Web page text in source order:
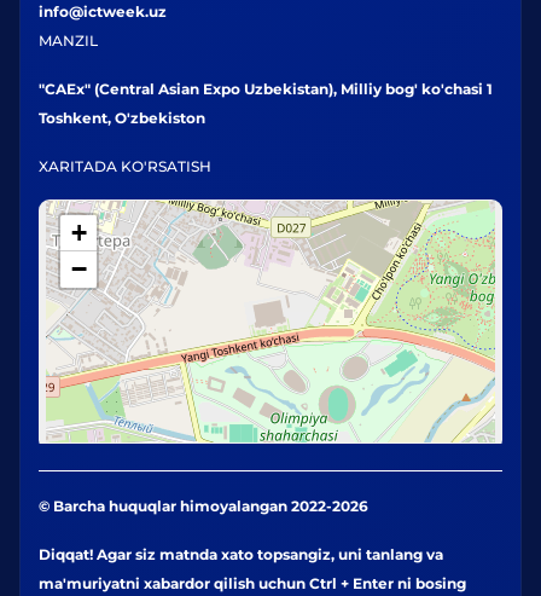
info@ictweek.uz
MANZIL
"CAEx" (Central Asian Expo Uzbekistan), Milliy bog' ko'chasi 1
Toshkent, O'zbekiston
XARITADA KO'RSATISH
+
−
© Barcha huquqlar himoyalangan 2022-2026
Diqqat! Agar siz matnda xato topsangiz, uni tanlang va
ma'muriyatni xabardor qilish uchun Ctrl + Enter ni bosing